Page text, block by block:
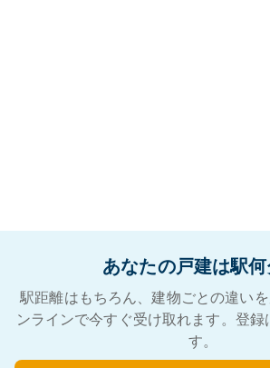
あなたの戸建は駅何
駅距離はもちろん、建物ごとの違い
ンラインで今すぐ受け取れます。登
す。